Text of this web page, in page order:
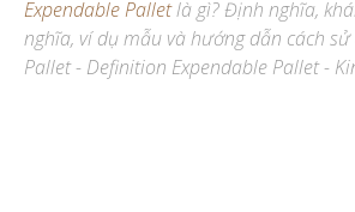
Expendable Palletlà gì? Định nghĩa,
nghĩa, ví dụ mẫu và hướng dẫn cách
Pallet - Definition Expendable Pallet -